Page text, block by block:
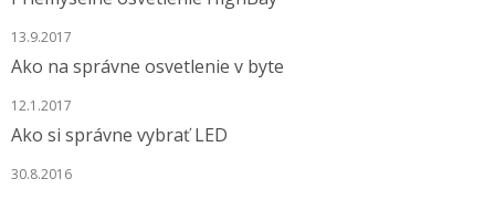
13.9.2017
Ako na správne osvetlenie v byte
12.1.2017
Ako si správne vybrať LED
30.8.2016